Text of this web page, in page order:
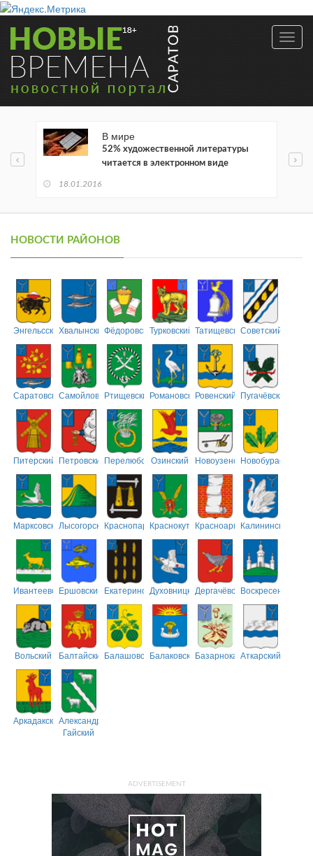
В мире
52% художественной литературы
читается в электронном виде
18.01.2016
НОВОСТИ РАЙОНОВ
ЭнгельсскийХвалынскийФёдоровскийТурковский ТатищевскийСоветский
СаратовскийСамойловскийРтищевскийРомановскийРовенский Пугачёвский
Питерский ПетровскийПерелюбскийОзинский НовоузенскийНовобурасский
МарксовскийЛысогорскийКраснопартизанский
КраснокутскийКрасноармейский
Калининский
ИвантеевскийЕршовский ЕкатериновскийДуховницкийДергачёвскийВоскресенский
Вольский БалтайскийБалашовскийБалаковскийБазарнокарабулакский
Аткарский
АркадакскийАлександрово-
Гайский
ADVERTISEMENT